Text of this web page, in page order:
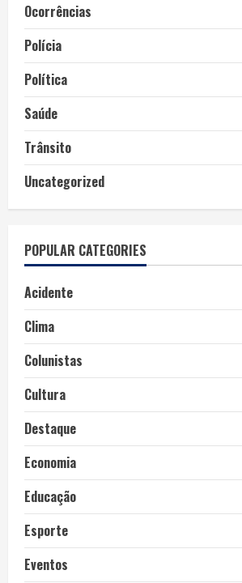
Ocorrências
Polícia
Política
Saúde
Trânsito
Uncategorized
POPULAR CATEGORIES
Acidente
Clima
Colunistas
Cultura
Destaque
Economia
Educação
Esporte
Eventos